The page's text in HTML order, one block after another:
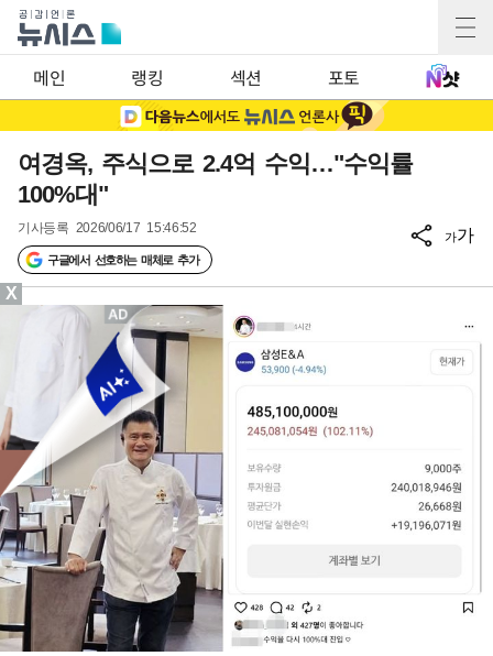
메인 랭킹 섹션 포토
여경옥, 주식으로 2.4억 수익…"수익률
100%대"
기사등록 2026/06/17 15:46:52
구글에서 선호하는 매체로 추가
가가
X